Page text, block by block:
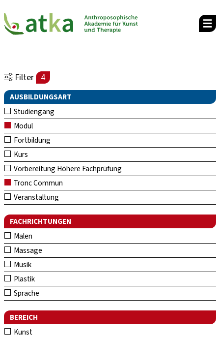
Filter 4
AUSBILDUNGSART
Studiengang
Modul
Fortbildung
Kurs
Vorbereitung Höhere Fachprüfung
Tronc Commun
Veranstaltung
FACHRICHTUNGEN
Malen
Massage
Musik
Plastik
Sprache
BEREICH
Kunst